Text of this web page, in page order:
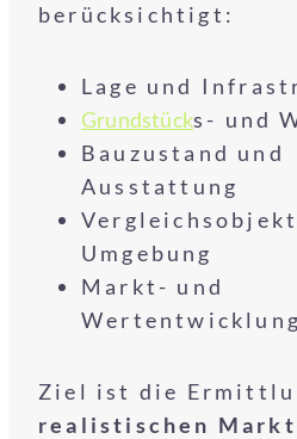
berücksichtigt:
Lage und
Grundstücks- und
Bauzustand und
Ausstattung
Umgebung
Markt- und
Wertentwicklung
Ziel ist die
realistischen